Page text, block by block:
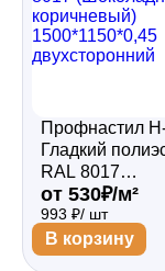
Профнастил
Гладкий
RAL 8017
(Шоколадно-
коричневый)
1500*1150*0,45
двухсторонний
от 530₽/м²
993 ₽/ шт
В корзину